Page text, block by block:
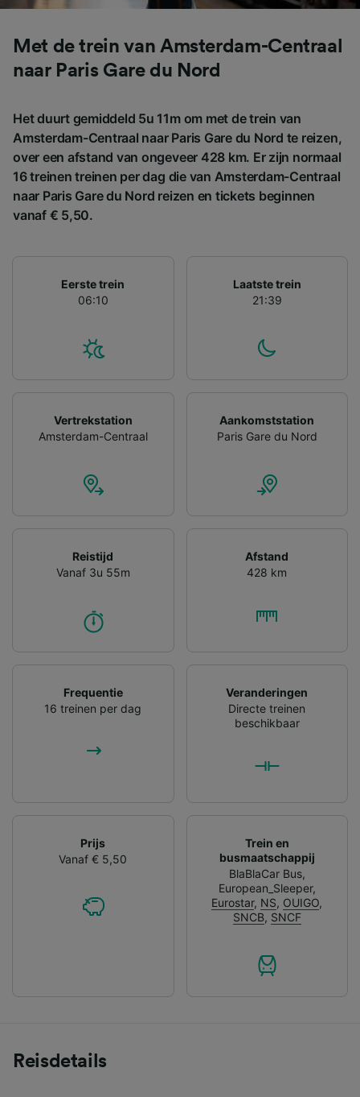
Met de trein van Amsterdam-Centraal
naar Paris Gare du Nord
Het duurt gemiddeld 5u 11m om met de trein van
Amsterdam-Centraal naar Paris Gare du Nord te reizen,
over een afstand van ongeveer 428 km. Er zijn normaal
16 treinen treinen per dag die van Amsterdam-Centraal
naar Paris Gare du Nord reizen en tickets beginnen
vanaf € 5,50.
Eerste trein
06:10
Laatste trein
21:39
Vertrekstation
Amsterdam-Centraal
Aankomststation
Paris Gare du Nord
Reistijd
Vanaf 3u 55m
Afstand
428 km
Frequentie
16 treinen per dag
Veranderingen
Directe treinen
beschikbaar
Prijs
Vanaf € 5,50
Trein en
busmaatschappij
BlaBlaCar Bus,
European_Sleeper,
Eurostar, NS, OUIGO,
SNCB, SNCF
Reisdetails
gevraagd om je niet te volgen.
Wij en onze partners verwerken gegevens
voor de volgende doeleinden:
Precieze geolocatiegegevens gebruiken. De
opslaan en/of openen. Gepersonaliseerde
advertenties en content, advertentie- en
contentmetingen, doelgroepenonderzoek en
ontwikkeling van diensten.
Partnerlijst (derden)